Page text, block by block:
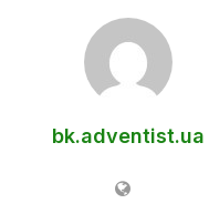
bk.adventist.ua